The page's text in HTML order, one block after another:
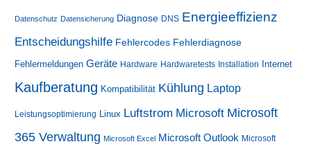
Datenschutz Datensicherung Diagnose DNS Energieeffizienz
Entscheidungshilfe Fehlercodes Fehlerdiagnose
Fehlermeldungen Geräte Hardware Hardwaretests Installation Internet
Kaufberatung Kompatibilität Kühlung Laptop
Leistungsoptimierung Linux Luftstrom Microsoft Microsoft
365 Verwaltung Microsoft Excel Microsoft Outlook Microsoft